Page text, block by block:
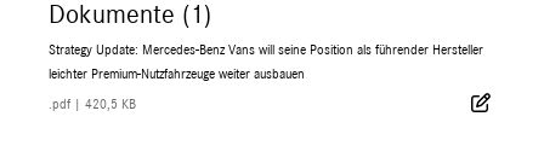
Dokumente (1)
Strategy Update: Mercedes-Benz Vans will seine Position als führender Hersteller
leichter Premium-Nutzfahrzeuge weiter ausbauen
.pdf 420,5 KB